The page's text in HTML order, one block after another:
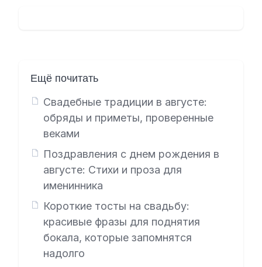
Ещё почитать
Свадебные традиции в августе:
обряды и приметы, проверенные
веками
Поздравления с днем рождения в
августе: Стихи и проза для
именинника
Короткие тосты на свадьбу:
красивые фразы для поднятия
бокала, которые запомнятся
надолго